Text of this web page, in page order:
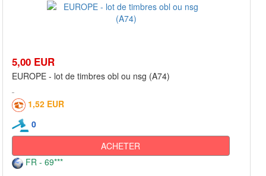
5,00 EUR
EUROPE - lot de timbres obl ou nsg (A74)
1,52 EUR
0
ACHETER
FR - 69***